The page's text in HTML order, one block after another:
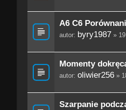
A6 C6
autor: byry1987 »
Momenty
autor: oliwier256»
Szarpanie